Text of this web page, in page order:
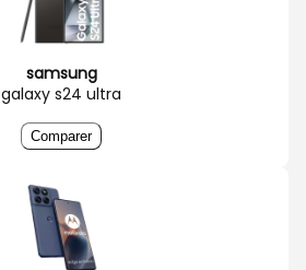
samsung
galaxy s24 ultra
Comparer